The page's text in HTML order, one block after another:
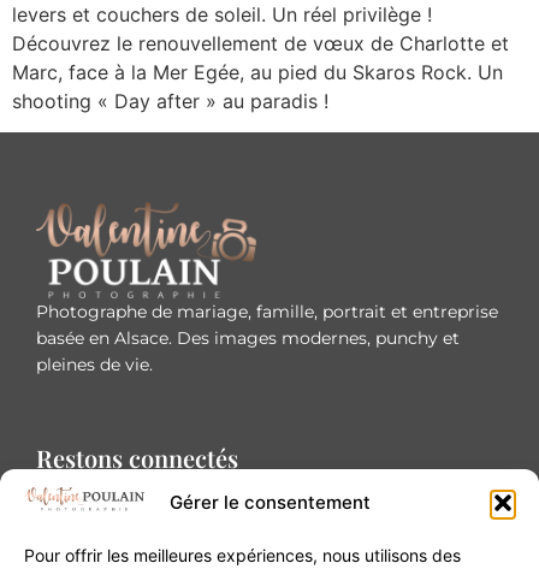
Gérer le consentement
Pour offrir les meilleures expériences, nous utilisons des
levers et couchers de soleil. Un réel privilège !
Découvrez le renouvellement de vœux de Charlotte et
Marc, face à la Mer Egée, au pied du Skaros Rock. Un
shooting « Day after » au paradis !
Photographe de mariage, famille, portrait et entreprise
basée en Alsace. Des images modernes, punchy et
pleines de vie.
Restons connectés